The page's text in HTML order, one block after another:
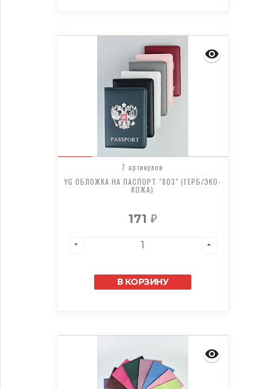
7 артикулов
YG ОБЛОЖКА НА ПАСПОРТ "803" (ГЕРБ/ЭКО-
КОЖА)
171 ₽
В КОРЗИНУ